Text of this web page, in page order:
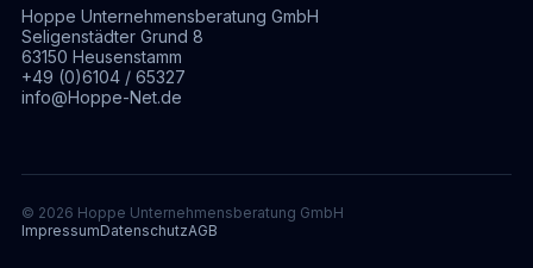
Hoppe Unternehmensberatung GmbH
Seligenstädter Grund 8
63150 Heusenstamm
+49 (0)6104 / 65327
info@Hoppe-Net.de
© 2026 Hoppe Unternehmensberatung GmbH
ImpressumDatenschutzAGB